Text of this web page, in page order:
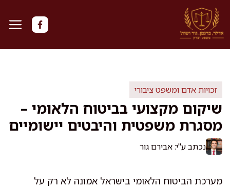
לדלג
לתוכן
זכויות אדם ומשפט ציבורי
שיקום מקצועי בביטוח הלאומי –
מסגרת משפטית והיבטים יישומיים
נכתב ע"י: אבירם גור
מערכת הביטוח הלאומי בישראל אמונה לא רק על